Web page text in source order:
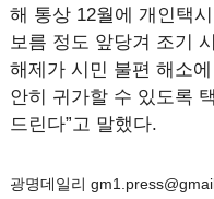
해 통상 12월에 개인택
보름 정도 앞당겨 조기
해제가 시민 불편 해소
안히 귀가할 수 있도록
드린다”고 말했다.
광명데일리